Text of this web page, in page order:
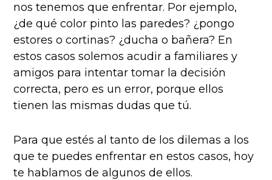
nos tenemos que enfrentar. Por ejemplo,
¿de qué color pinto las paredes? ¿pongo
estores o cortinas? ¿ducha o bañera? En
estos casos solemos acudir a familiares y
amigos para intentar tomar la decisión
correcta, pero es un error, porque ellos
tienen las mismas dudas que tú.
Para que estés al tanto de los dilemas a los
que te puedes enfrentar en estos casos, hoy
te hablamos de algunos de ellos.